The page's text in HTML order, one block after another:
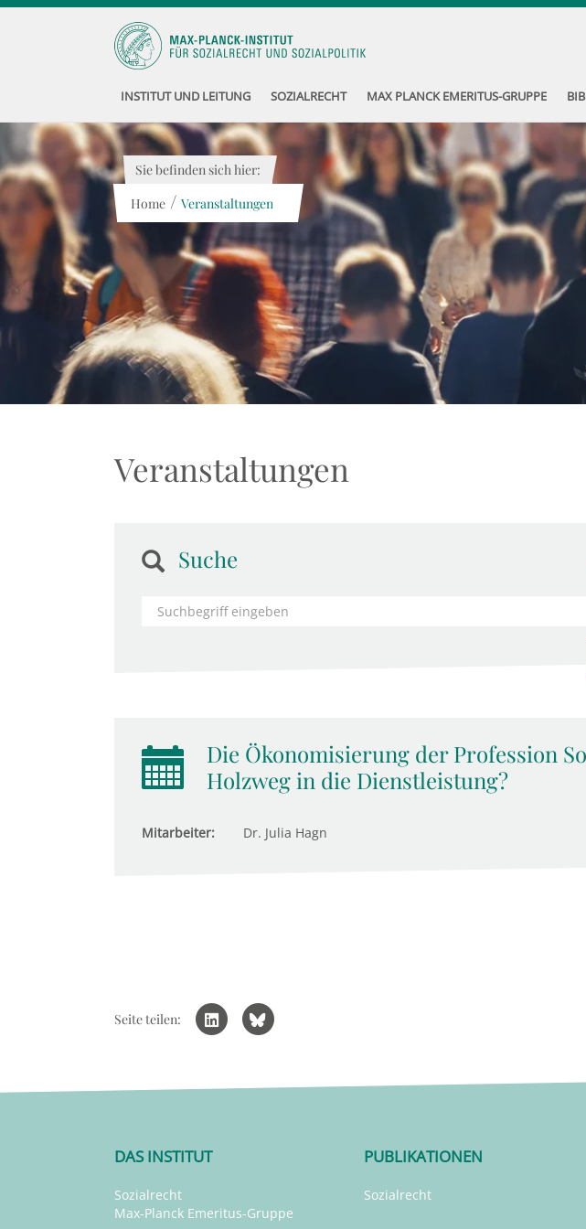
INSTITUT UND LEITUNG SOZIALRECHT MAX PLANCK EMERITUS-GRUPPE
Sie befinden sich hier:
Home / Veranstaltungen
Veranstaltungen
Suche
Die Ökonomisierung der Profession
Holzweg in die Dienstleistung?
Mitarbeiter: Dr. Julia Hagn
Seite teilen:
DAS INSTITUT
Sozialrecht
Max-Planck Emeritus-Gruppe
PUBLIKATIONEN
Sozialrecht